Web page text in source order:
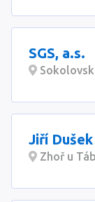
SGS, a.s.
Jiří
Zhoř u